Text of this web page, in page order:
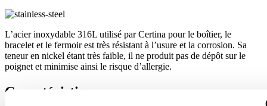
L’acier inoxydable 316L utilisé par Certina pour le boîtier, le
bracelet et le fermoir est très résistant à l’usure et la corrosion. Sa
teneur en nickel étant très faible, il ne produit pas de dépôt sur le
poignet et minimise ainsi le risque d’allergie.
Caractéristiques